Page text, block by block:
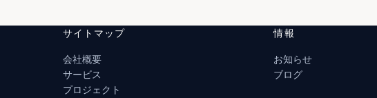
サイトマップ
会社概要
サービス
プロジェクト
情報
お知らせ
ブログ